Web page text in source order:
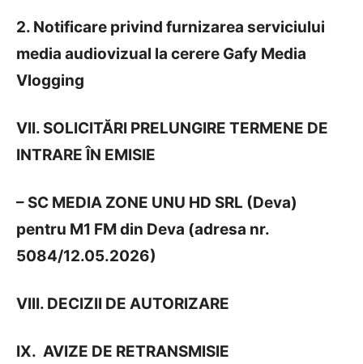
2. Notificare privind furnizarea serviciului
media audiovizual la cerere Gafy Media
Vlogging
VII. SOLICITĂRI PRELUNGIRE TERMENE DE
INTRARE ÎN EMISIE
– SC MEDIA ZONE UNU HD SRL (Deva)
pentru M1 FM din Deva (adresa nr.
5084/12.05.2026)
VIII. DECIZII DE AUTORIZARE
IX. AVIZE DE RETRANSMISIE